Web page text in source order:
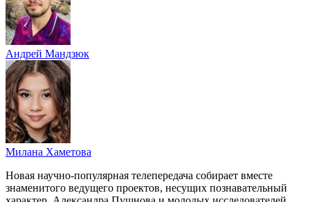
Андрей Мандзюк
Милана Хаметова
Новая научно-популярная телепередача собирает вместе
знаменитого ведущего проектов, несущих познавательный